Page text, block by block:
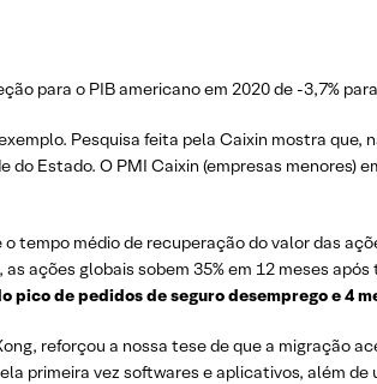
para o PIB americano em 2020 de -3,7%
Pesquisa feita pela Caixin mostra que,
Estado. O PMI Caixin (empresas menores)
o tempo médio de recuperação do valor das
ações globais sobem 35% em 12 meses
pico de pedidos de seguro desemprego e 4
reforçou a nossa tese de que a migração
primeira vez softwares e aplicativos, além